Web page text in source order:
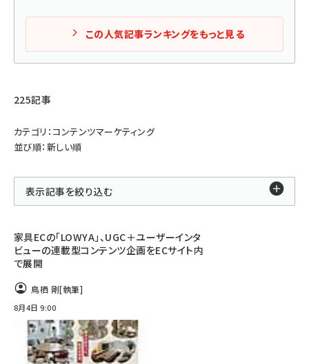
この人気記事ランキングをもっと見る
225記事
カテゴリ：コンテンツマーケティング
並び順：新しい順
表示記事を絞り込む
家具ECの「LOWYA」、UGC＋ユーザーインタ
ビューの連載型コンテンツ企画をECサイト内
で展開
鳥栖 剛[執筆]
8月4日 9:00